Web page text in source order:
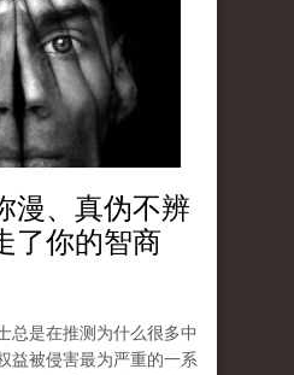
漫、真伪不辨
了你的智商
总是在推测为什么很多中
益被侵害最为严重的一系